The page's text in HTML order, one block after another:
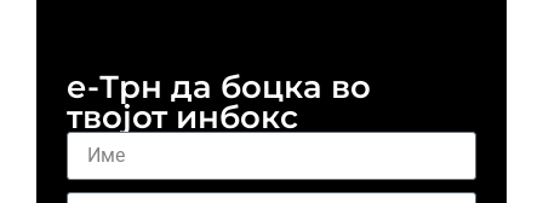
е-Трн да боцка во
твојот инбокс